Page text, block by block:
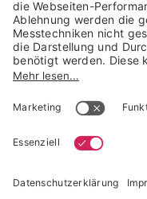
Trusted Shops
* unverbindliche